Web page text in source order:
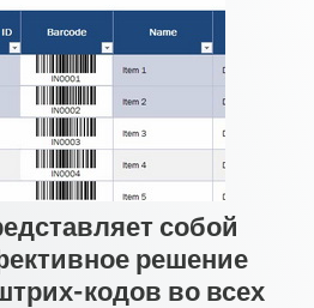
собой
решение
кодов во всех